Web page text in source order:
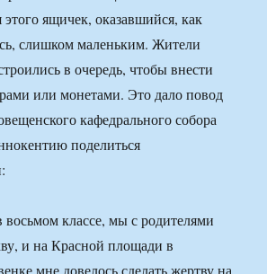
ящичек, оказавшийся, как
слишком маленьким. Жители
в очередь, чтобы внести
или монетами. Это дало повод
кафедрального собора
поделиться
восьмом классе, мы с родителями
и на Красной площади в